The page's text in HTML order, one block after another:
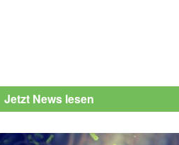
Jetzt News lesen